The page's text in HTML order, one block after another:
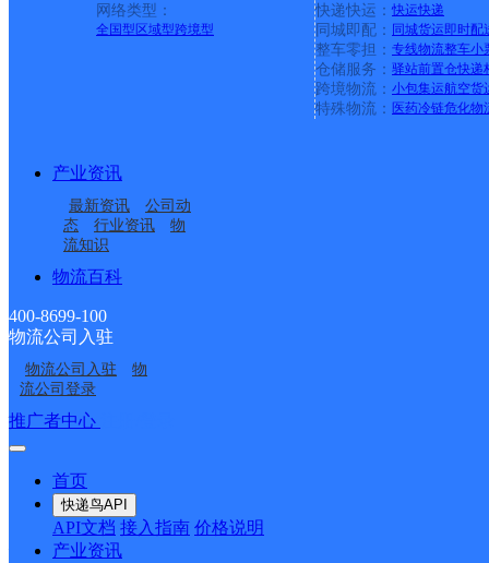
网络类型：
全国型 区域型跨境型
快递快运： 快运快递
同城即配： 同城货运即时配
整车零担： 专线物流整车小
仓储服务： 驿站前置仓快递
跨境物流： 小包集运航空货
特殊物流： 医药冷链危化物
产业资讯
最新资讯
公司动
态
行业资讯
物
流知识
物流百科
400-8699-100
物流公司入驻
物流公司入驻
物
流公司登录
推广者中心
首页
快递鸟API
API文档 接入指南 价格说明
产业资讯
便民寄存分部
华北平谷区公司峪口镇
便民寄存点
华北平谷区公司大兴庄
周村分部
北京平谷空港
华北平谷区公司峪口杨
桥寄存点分部
华北平谷区公司王辛庄
镇便民寄存点分部
华北平谷区公司马坊分
接口API
API接口 DEMO下载
关于我们